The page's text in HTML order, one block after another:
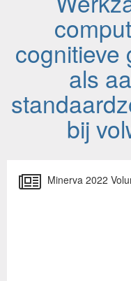
cognitieve
als
bij
Minerva 2022